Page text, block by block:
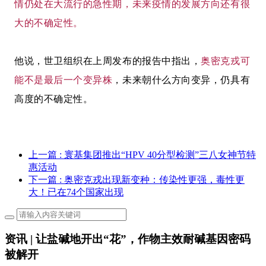
情仍处在大流行的急性期，未来疫情的发展方向还有很
大的不确定性。
他说，世卫组织在上周发布的报告中指出，奥密克戎可
能不是最后一个变异株 ，未来朝什么方向变异，仍具有
高度的不确定性。
上一篇 : 寰基集团推出“HPV 40分型检测”三八女神节特
惠活动
下一篇 : 奥密克戎出现新变种：传染性更强，毒性更
大！已在74个国家出现
资讯 | 让盐碱地开出“花”，作物主效耐碱基因密码
被解开